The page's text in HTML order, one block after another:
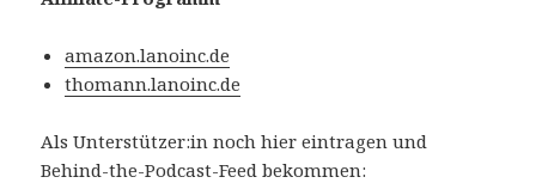
amazon.lanoinc.de
thomann.lanoinc.de
Als Unterstützer:in noch hier eintragen und
Behind-the-Podcast-Feed bekommen: